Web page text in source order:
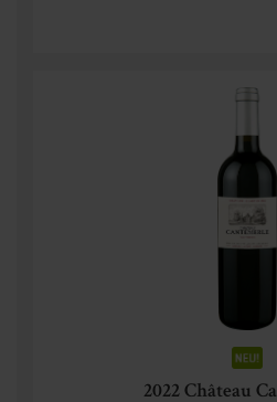
2022 Château